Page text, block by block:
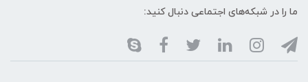
ما را در شبکه‌های اجتماعی دنبال کنید: